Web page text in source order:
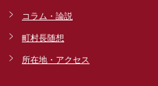
コラム・論説
町村長随想
所在地・アクセス